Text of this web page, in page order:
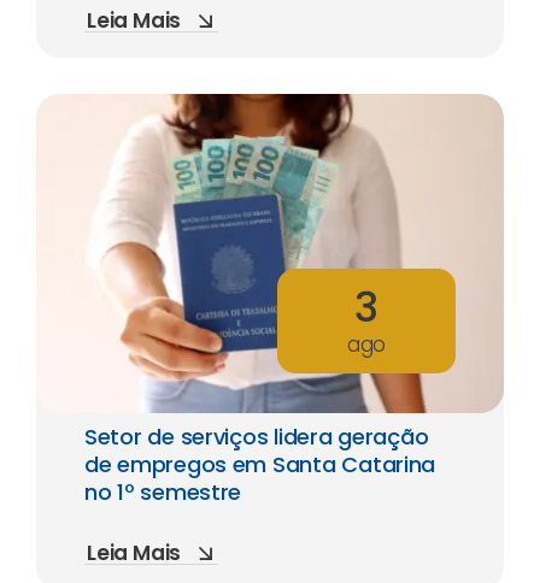
Leia Mais
3
ago
Setor de serviços lidera geração
de empregos em Santa Catarina
no 1º semestre
Leia Mais